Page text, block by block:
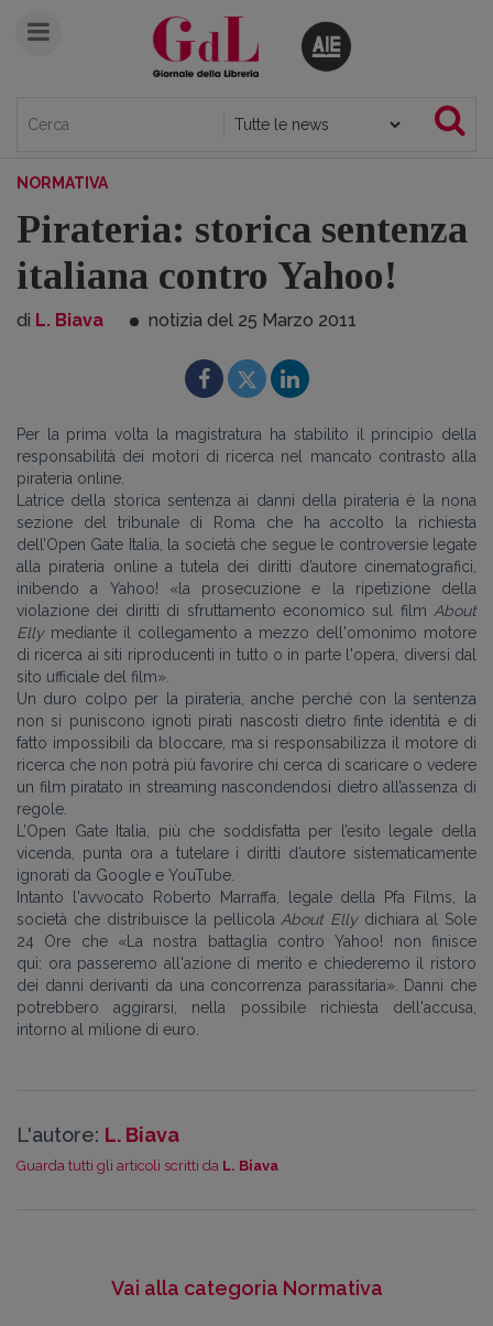
NORMATIVA
Pirateria: storica sentenza
italiana contro Yahoo!
di L. Biava notizia del 25 Marzo 2011
Per la prima volta la magistratura ha stabilito il principio della
responsabilità dei motori di ricerca nel mancato contrasto alla
pirateria online.
Latrice della storica sentenza ai danni della pirateria è la nona
sezione del tribunale di Roma che ha accolto la richiesta
dell’Open Gate Italia, la società che segue le controversie legate
alla pirateria online a tutela dei diritti d’autore cinematografici,
inibendo a Yahoo! «la prosecuzione e la ripetizione della
violazione dei diritti di sfruttamento economico sul film About
Ellymediante il collegamento a mezzo dell'omonimo motore
di ricerca ai siti riproducenti in tutto o in parte l'opera, diversi dal
sito ufficiale del film».
Un duro colpo per la pirateria, anche perché con la sentenza
non si puniscono ignoti pirati nascosti dietro finte identità e di
fatto impossibili da bloccare, ma si responsabilizza il motore di
ricerca che non potrà più favorire chi cerca di scaricare o vedere
un film piratato in streaming nascondendosi dietro all’assenza di
regole.
L’Open Gate Italia, più che soddisfatta per l’esito legale della
vicenda, punta ora a tutelare i diritti d’autore sistematicamente
ignorati da Google e YouTube.
Intanto l'avvocato Roberto Marraffa, legale della Pfa Films, la
società che distribuisce la pellicola About Ellydichiara al Sole
24 Ore che «La nostra battaglia contro Yahoo! non finisce
qui: ora passeremo all'azione di merito e chiederemo il ristoro
dei danni derivanti da una concorrenza parassitaria». Danni che
potrebbero aggirarsi, nella possibile richiesta dell'accusa,
intorno al milione di euro.
L'autore: L. Biava
Guarda tutti gli articoli scritti da L. Biava
Vai alla categoria Normativa